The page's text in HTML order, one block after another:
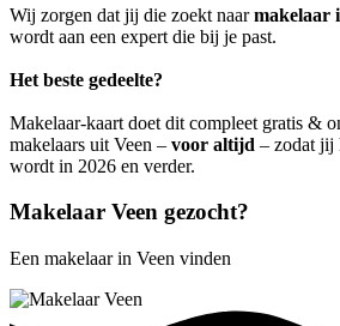
Wij zorgen dat jij die zoekt naarmakelaar
wordt aan een expert die bij je past.
Het beste gedeelte?
Makelaar-kaart doet dit compleet gratis &
makelaars uit Veen – voor altijd – zodat jij
wordt in 2026 en verder.
Makelaar Veen gezocht?
Een makelaar in Veen vinden